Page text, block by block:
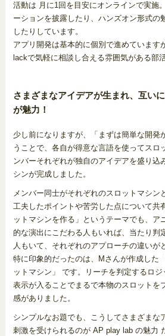
活動は 月に1回を目安にオンラインで実施
ーションを披露したり、ハンズオン形式の
したりしています。
アプリ開発は基本的に個別で進めています
lackで気軽に相談し合える雰囲気がある部活
さまざまなアイデアが生まれ、互い
が魅力！
少し前になりますが、「まずは簡単な開発
うことで、各自が得意な言語を使ってスロ
ンバーそれぞれが独自のアイデアを盛り込
シンが完成しました。
メンバー同士がそれぞれのスロットマシン
工夫したポイントや苦労した点について共
ットマシンを作る」というテーマでも、ア
的な演出にこだわる人もいれば、当たり判
人もいて、それぞれのアプローチの違いが
特に印象的だったのは、Mさんが作成した
ットマシン」 です。リーチを判定するロ
表示が入ることでまるで本物のスロットを
感がありました。
シンプルなお題でも、こうしてさまざまな
刺激を受けられるのが AP play lab の魅力